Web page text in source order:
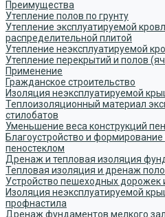
Преимущества
Утепление полов по грунту
Утепление эксплуатируемой
распределительной плитой
Утепление неэксплуатируемой
Утепление перекрытий и полов
Применение
Гражданское строительство
Изоляция неэксплуатируемой
Теплоизоляционный материал
стилобатов
Уменьшение веса конструкций
Благоустройство и
пеностеклом
Дренаж и тепловая изоляция
Тепловая изоляция и дренаж
Устройство пешеходных дорожек
Изоляция неэксплуатируемой
профнастила
Дренаж фундаментов мелкого